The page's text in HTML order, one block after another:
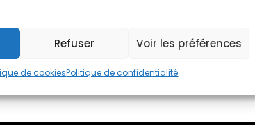
Refuser Voir les préférences
de cookiesPolitique de confidentialité
lutter contre le changement climatique et
environnementaux, économiques et sociaux,